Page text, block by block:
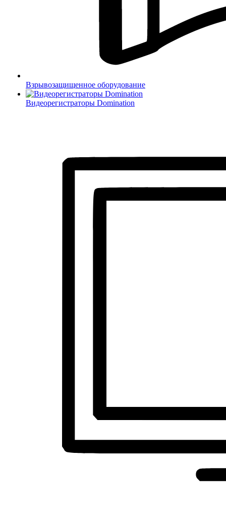
Взрывозащищенное оборудование
Видеорегистраторы Domination